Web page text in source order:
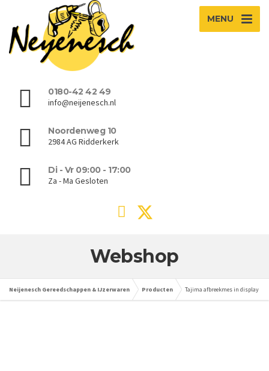
MENU
0180-42 42 49
info@neijenesch.nl
Noordenweg 10
2984 AG Ridderkerk
Di - Vr 09:00 - 17:00
Za - Ma Gesloten
Webshop
Neijenesch Gereedschappen & IJzerwaren Producten Tajima afbreekmes in display